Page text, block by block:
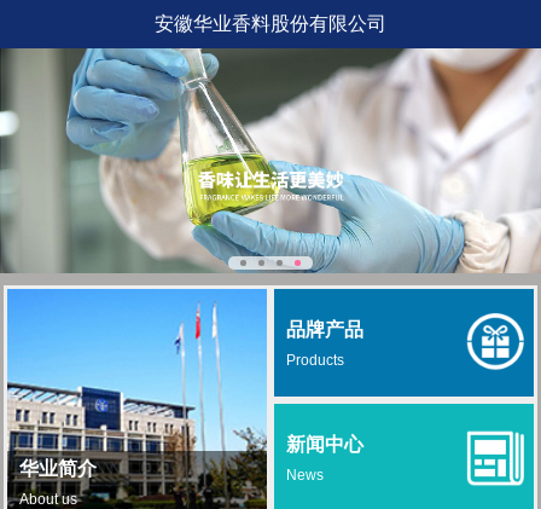
安徽华业香料股份有限公司
华业简介
About us
品牌产品
Products
新闻中心
News